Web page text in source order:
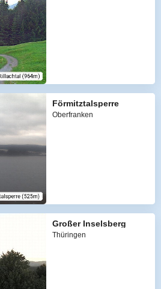
Förmitztalsperre
Oberfranken
Großer Inselsberg
Thüringen